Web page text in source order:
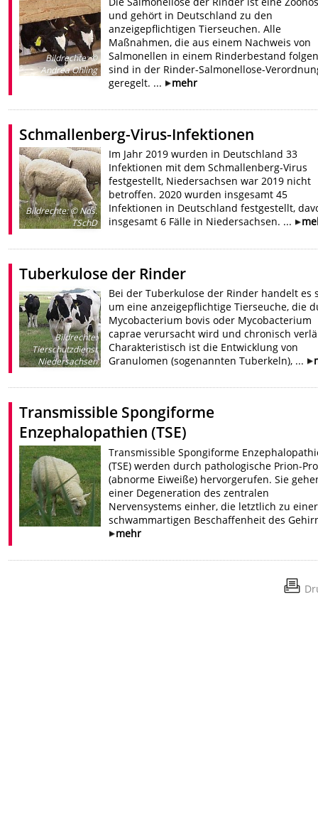
Bildrechte:©
Andrea Ohling
und gehört in Deutschland zu den
anzeigepflichtigen Tierseuchen. Alle
Maßnahmen, die aus einem Nachweis von
Salmonellen in einem Rinderbestand
sind in der Rinder-Salmonellose-
geregelt. ...
mehr
Schmallenberg-Virus-Infektionen
Bildrechte:© Nds.
TSchD
Im Jahr 2019 wurden in Deutschland 33
Infektionen mit dem Schmallenberg-Virus
festgestellt, Niedersachsen war 2019 nicht
betroffen. 2020 wurden insgesamt 45
Infektionen in Deutschland festgestellt,
insgesamt 6 Fälle in Niedersachsen. ...
Tuberkulose der Rinder
Bildrechte:
Tierschutzdienst
Niedersachsen
Bei der Tuberkulose der Rinder handelt es
um eine anzeigepflichtige Tierseuche, die
Mycobacterium bovis oder Mycobacterium
caprae verursacht wird und chronisch
Charakteristisch ist die Entwicklung von
Granulomen (sogenannten Tuberkeln), ...
Transmissible Spongiforme
Enzephalopathien (TSE)
Transmissible Spongiforme
(TSE) werden durch pathologische Prion-
(abnorme Eiweiße) hervorgerufen. Sie
einer Degeneration des zentralen
Nervensystems einher, die letztlich zu einer
schwammartigen Beschaffenheit des
mehr